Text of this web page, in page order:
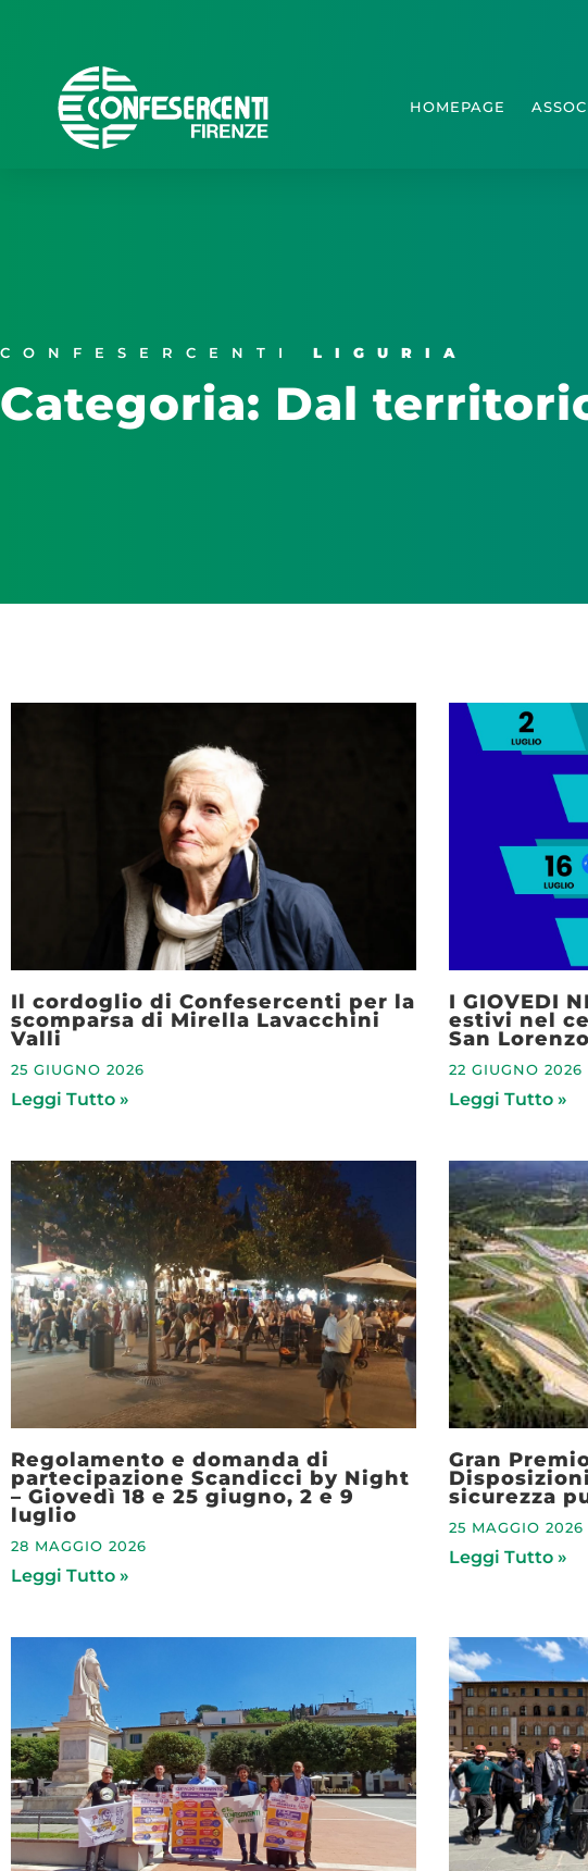
HOMEPAGE
CONFESERCENTI LIGURIA
Categoria: Dal
Il cordoglio di Confesercenti per la
scomparsa di Mirella Lavacchini
Valli
25 GIUGNO 2026
Leggi Tutto »
I GIOVEDI
estivi nel
San Lorenzo
22 GIUGNO 2026
Leggi Tutto »
Regolamento e domanda di
partecipazione Scandicci by Night
– Giovedì 18 e 25 giugno, 2 e 9
luglio
28 MAGGIO 2026
Leggi Tutto »
Gran
sicurezza
25 MAGGIO 2026
Leggi Tutto »